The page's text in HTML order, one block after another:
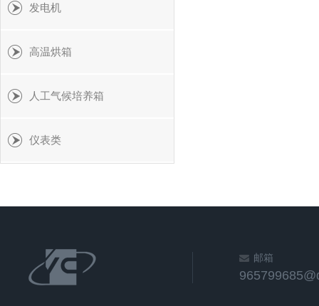
发电机
高温烘箱
人工气候培养箱
仪表类
邮箱